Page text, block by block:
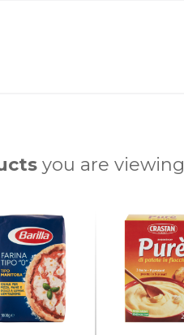
you are viewing